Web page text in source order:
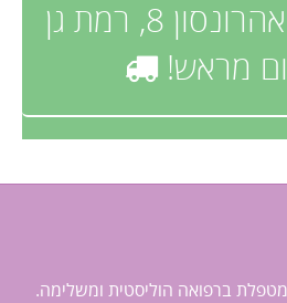
שרה אהרונסון 8, רמת גן
מראש!
ברפואה הוליסטית ומשלימה.